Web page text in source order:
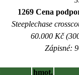
1269 Cena
Steeplechase
60.000 Kč
Zápisné:
hmot.